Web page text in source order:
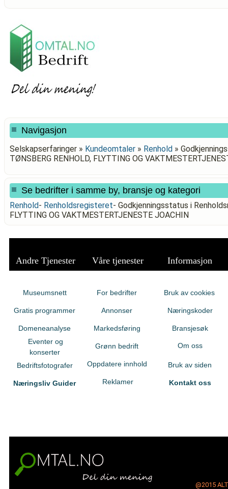
Navigasjon
Selskapserfaringer » Kundeomtaler » Renhold »
TØNSBERG RENHOLD, FLYTTING OG
Se bedrifter i samme by, bransje og kategori
Renhold- Renholdsregisteret- Godkjenningsstatus i
FLYTTING OG VAKTMESTERTJENESTE JOACHIN
Andre Tjenester Våre tjenester Informasjon
Museumsnett
Gratis programmer
Domeneanalyse
Eventer og
konserter
Bedriftsfotografer
Næringsliv Guider
For bedrifter
Annonser
Markedsføring
Grønn bedrift
Oppdatere innhold
Reklamer
Bruk av cookies
Næringskoder
Bransjesøk
Om oss
Bruk av siden
Kontakt oss
@2015